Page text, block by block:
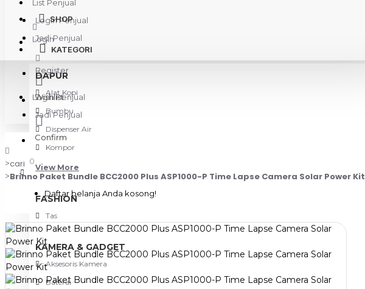
List Penjual
Login Penjual
Jadi Penjual
Wishlist
Confirm
0
Daftar belanja Anda kosong!
SHOP
KATEGORI
DAPUR
Alat Kopi
Bumbu
Dispenser Air
Kompor
View More
FASHION
Tas
KAMERA & GADGET
Aksesoris Kamera
Baterai
Login
Register
Login Penjual
Jadi Penjual
cari
Brinno Paket Bundle BCC2000 Plus ASP1000-P Time Lapse Camera Solar Power Kit